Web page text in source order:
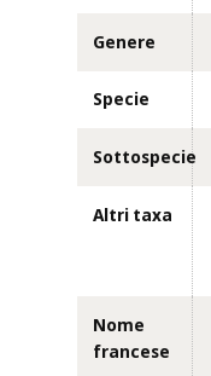
Genere
Specie
Sottospecie
Altri taxa
Nome
francese